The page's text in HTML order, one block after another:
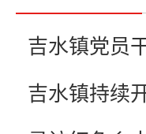
吉水镇持续